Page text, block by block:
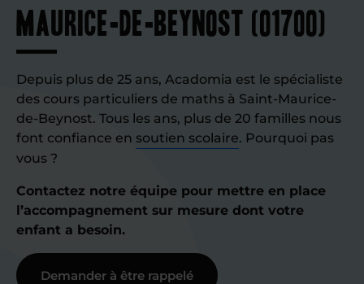
Maurice-de-Beynost (01700)
Depuis plus de 25 ans, Acadomia est le spécialiste
des cours particuliers de maths à Saint-Maurice-
de-Beynost. Tous les ans, plus de 20 familles nous
font confiance en soutien scolaire. Pourquoi pas
vous ?
Contactez notre équipe pour mettre en place
l’accompagnement sur mesure dont votre
enfant a besoin.
Demander à être rappelé